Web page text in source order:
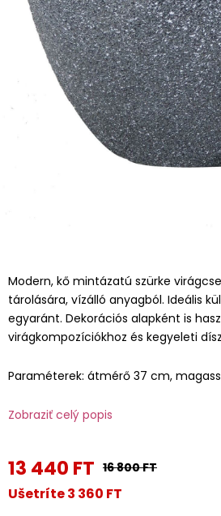
Modern, kő mintázatú szürke
tárolására, vízálló anyagból. Ideális
egyaránt. Dekorációs alapként is
virágkompozíciókhoz és kegyeleti
Paraméterek: átmérő 37 cm,
Zobraziť celý popis
13 440 FT 16 800 FT
Ušetríte 3 360 FT